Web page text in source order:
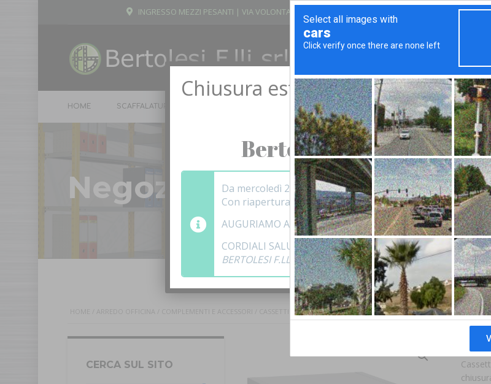
LUN - VEN
INGRESSO MEZZI PESANTI | VIA VOLONTARI DEL SANGUE - PANTIGLIATE
VIA GIOVANNI XXIII, 25 - 20090
HOME SCAFFALATURE BANCHI E CARRELLI ARREDO UFFICIO
Negozio
ARREDO OFFICINA COMPLEMENTI E ACCESSORI / CASSETTIERA BANCO 3 C.TI
CERCA SUL SITO
Chiusura estiva
ATTENZIONE!
Bertolesi Fratelli
Da mercoledì 29 LUGLIO 2026 al 25 AGOSTO
Con riapertura a MERCOLEDì 26 agosto
AUGURIAMO A TUTTI BUONE VACANZE
CORDIALI SALUTI
BERTOLESI F.LLI SRL